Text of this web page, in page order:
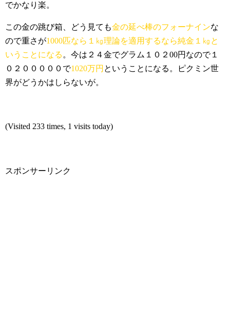
でかなり楽。
この金の跳び箱、どう見ても金の延べ棒のフォーナインな
ので重さが1000匹なら１㎏理論を適用するなら純金１㎏と
いうことになる 。今は２４金でグラム１０２00円なので１
０２０００００で1020万円 ということになる。ピクミン世
界がどうかはしらないが。
(Visited 233 times, 1 visits today)
スポンサーリンク